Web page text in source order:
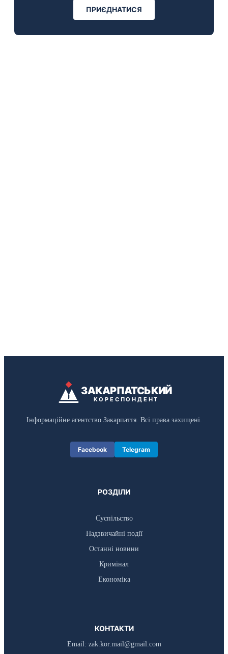
ПРИЄДНАТИСЯ
ЗАКАРПАТСЬКИЙ
КОРЕСПОНДЕНТ
Інформаційне агентство Закарпаття. Всі права захищені.
Facebook Telegram
РОЗДІЛИ
Суспільство
Надзвичайні події
Останні новини
Кримінал
Економіка
КОНТАКТИ
Email: zak.kor.mail@gmail.com